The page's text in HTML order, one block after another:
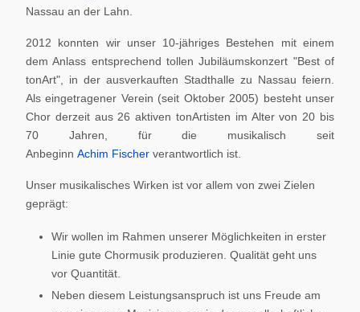
Nassau an der Lahn.
2012 konnten wir unser 10-jähriges Bestehen mit einem
dem Anlass entsprechend tollen Jubiläumskonzert "Best of
tonArt", in der ausverkauften Stadthalle zu Nassau feiern.
Als eingetragener Verein (seit Oktober 2005) besteht unser
Chor derzeit aus 26 aktiven tonArtisten im Alter von 20 bis
70 Jahren, für die musikalisch seit
Anbeginn Achim Fischer verantwortlich ist.
Unser musikalisches Wirken ist vor allem von zwei Zielen
geprägt:
Wir wollen im Rahmen unserer Möglichkeiten in erster
Linie gute Chormusik produzieren. Qualität geht uns
vor Quantität.
Neben diesem Leistungsanspruch ist uns Freude am